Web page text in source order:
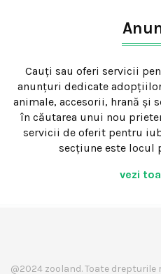
Cauți sau oferi servicii
anunțuri dedicate
animale, accesorii, hrană și
în căutarea unui nou
servicii de oferit pentru
secțiune este locul
vezi
@2024 zooland. Toate drepturile